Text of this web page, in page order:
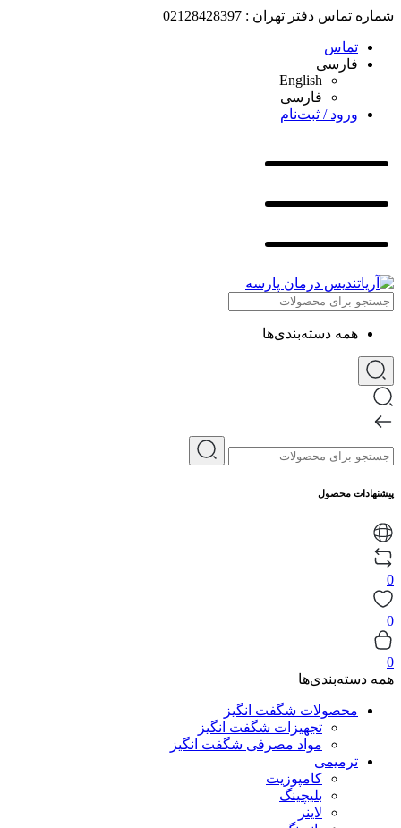
شماره تماس دفتر تهران : 02128428397
تماس
فارسی
English
فارسی
ورود / ثبت‌نام
همه دسته‌بندی‌ها
پیشنهادات محصول
0
0
0
همه دسته‌بندی‌ها
محصولات شگفت انگیز
تجهیزات شگفت انگیز
مواد مصرفی شگفت انگیز
ترمیمی
کامپوزیت
بلیچینگ
لاینر